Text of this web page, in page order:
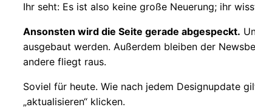
Ihr seht: Es ist also keine große Neuerung; ihr
Ansonsten wird die Seite gerade abgespeckt.
ausgebaut werden. Außerdem bleiben der
andere fliegt raus.
Soviel für heute. Wie nach jedem Designupdate
„aktualisieren“ klicken.